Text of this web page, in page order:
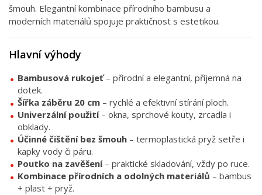
šmouh. Elegantní kombinace přírodního bambusu a
moderních materiálů spojuje praktičnost s estetikou.
Hlavní výhody
Bambusová rukojeť– přírodní a elegantní, příjemná na
dotek.
Šířka záběru 20 cm – rychlé a efektivní stírání ploch.
Univerzální použití– okna, sprchové kouty, zrcadla i
obklady.
Účinné čištění bez šmouh – termoplastická pryž setře i
kapky vody či páru.
Poutko na zavěšení– praktické skladování, vždy po ruce.
Kombinace přírodních a odolných materiálů – bambus
+ plast + pryž.